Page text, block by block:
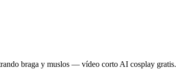
braga y muslos — vídeo corto AI cosplay gratis.